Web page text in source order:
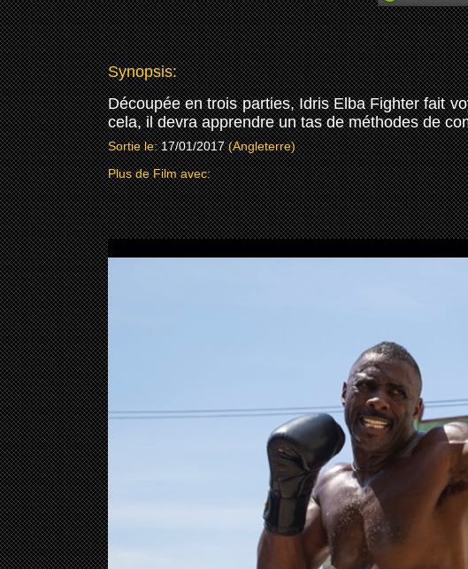
Synopsis:
Découpée en trois parties, Idris Elba Fighter fait
cela, il devra apprendre un tas de méthodes de
Sortie le: 17/01/2017 (Angleterre)
Plus de Film avec: